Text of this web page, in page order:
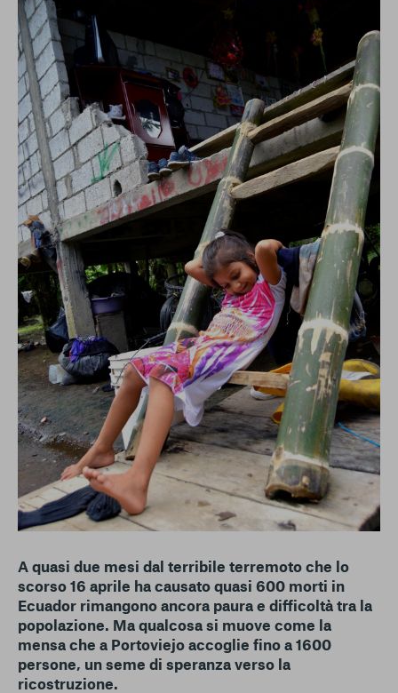
conto del fatto che il blocco di alcuni cookie può
condizionare l’esperienza sulla Piattaforma e il suo
funzionamento. Premendo “Conferma le mie scelte”, la
selezione relativa ai cookie effettuata verrà salvata. Se non è
stata selezionata alcuna opzione, premere questo pulsante
equivarrà a rifiutare tutti i cookie. Per ulteriori informazioni, è
possibile consultare la nostra
Ulteriori informazioni
Cookie strettamente necessari
Cookie di analisi
Cookies di marketing
A quasi due mesi dal terribile terremoto che lo
scorso 16 aprile ha causato quasi 600 morti in
Ecuador rimangono ancora paura e difficoltà tra la
popolazione. Ma qualcosa si muove come la
mensa che a Portoviejo accoglie fino a 1600
persone, un seme di speranza verso la
ricostruzione.